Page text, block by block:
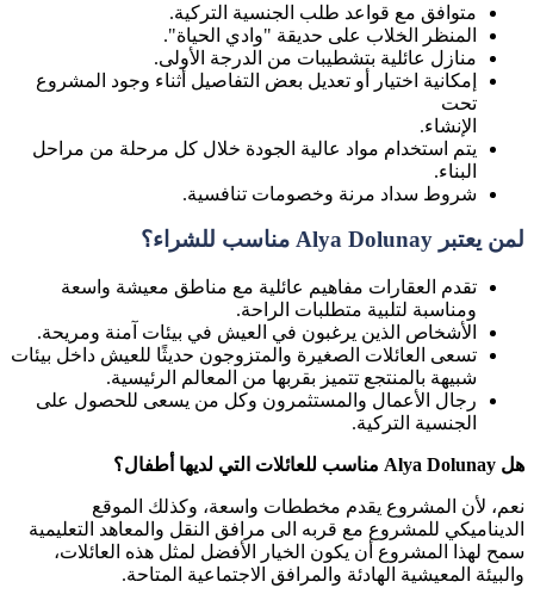
متوافق مع قواعد طلب الجنسية التركية.
المنظر الخلاب على حديقة "وادي الحياة".
منازل عائلية بتشطيبات من الدرجة الأولى.
إمكانية اختيار أو تعديل بعض التفاصيل أثناء وجود المشروع
تحت
الإنشاء.
يتم استخدام مواد عالية الجودة خلال كل مرحلة من مراحل
البناء.
شروط سداد مرنة وخصومات تنافسية.
لمن يعتبر Alya Dolunay مناسب للشراء؟
تقدم العقارات مفاهيم عائلية مع مناطق معيشة واسعة
ومناسبة لتلبية متطلبات الراحة.
الأشخاص الذين يرغبون في العيش في بيئات آمنة ومريحة.
تسعى العائلات الصغيرة والمتزوجون حديثًا للعيش داخل بيئات
شبيهة بالمنتجع تتميز بقربها من المعالم الرئيسية.
رجال الأعمال والمستثمرون وكل من يسعى للحصول على
الجنسية التركية.
هل Alya Dolunay مناسب للعائلات التي لديها أطفال؟
نعم، لأن المشروع يقدم مخططات واسعة، وكذلك الموقع
الديناميكي للمشروع مع قربه الى مرافق النقل والمعاهد التعليمية
سمح لهذا المشروع أن يكون الخيار الأفضل لمثل هذه العائلات،
والبيئة المعيشية الهادئة والمرافق الاجتماعية المتاحة.